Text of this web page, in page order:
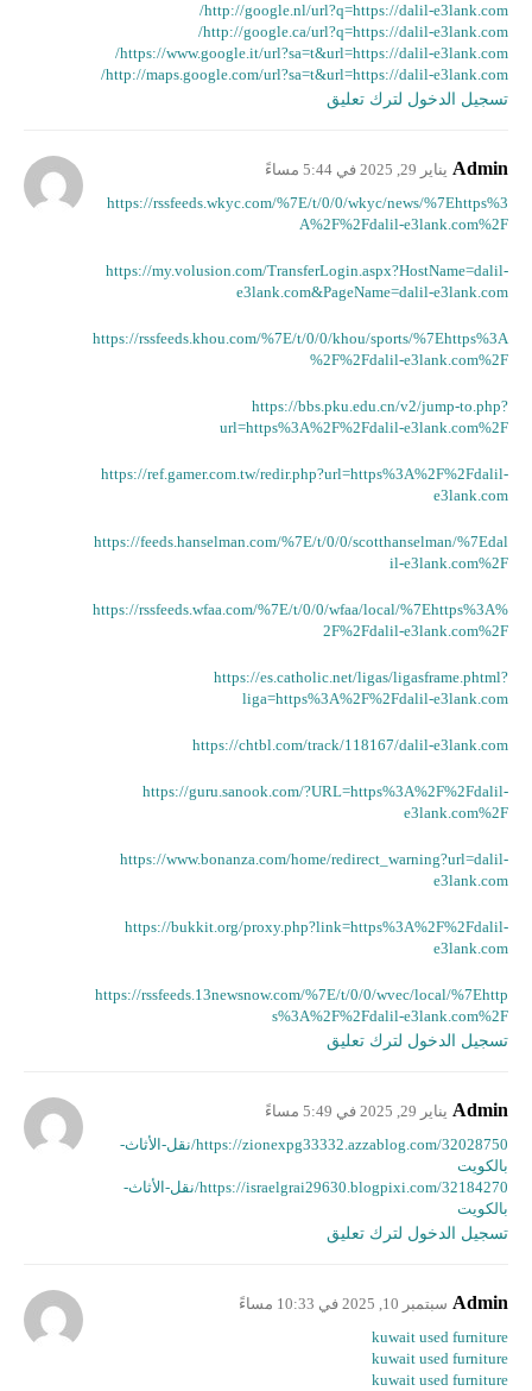
http://google.nl/url?q=https://dalil-e3lank.com/
http://google.ca/url?q=https://dalil-e3lank.com/
https://www.google.it/url?sa=t&url=https://dalil-e3lank.com/
http://maps.google.com/url?sa=t&url=https://dalil-e3lank.com/
تسجيل الدخول لترك تعليق
Admin يناير 29, 2025 في 5:44 مساءً
https://rssfeeds.wkyc.com/%7E/t/0/0/wkyc/news/%7Ehttps%3
A%2F%2Fdalil-e3lank.com%2F
https://my.volusion.com/TransferLogin.aspx?HostName=dalil-
e3lank.com&PageName=dalil-e3lank.com
https://rssfeeds.khou.com/%7E/t/0/0/khou/sports/%7Ehttps%3A
%2F%2Fdalil-e3lank.com%2F
https://bbs.pku.edu.cn/v2/jump-to.php?
url=https%3A%2F%2Fdalil-e3lank.com%2F
https://ref.gamer.com.tw/redir.php?url=https%3A%2F%2Fdalil-
e3lank.com
https://feeds.hanselman.com/%7E/t/0/0/scotthanselman/%7Edal
il-e3lank.com%2F
https://rssfeeds.wfaa.com/%7E/t/0/0/wfaa/local/%7Ehttps%3A%
2F%2Fdalil-e3lank.com%2F
https://es.catholic.net/ligas/ligasframe.phtml?
liga=https%3A%2F%2Fdalil-e3lank.com
https://chtbl.com/track/118167/dalil-e3lank.com
https://guru.sanook.com/?URL=https%3A%2F%2Fdalil-
e3lank.com%2F
https://www.bonanza.com/home/redirect_warning?url=dalil-
e3lank.com
https://bukkit.org/proxy.php?link=https%3A%2F%2Fdalil-
e3lank.com
https://rssfeeds.13newsnow.com/%7E/t/0/0/wvec/local/%7Ehttp
s%3A%2F%2Fdalil-e3lank.com%2F
تسجيل الدخول لترك تعليق
Admin يناير 29, 2025 في 5:49 مساءً
https://zionexpg33332.azzablog.com/32028750/نقل-الأثاث-
بالكويت
https://israelgrai29630.blogpixi.com/32184270/نقل-الأثاث-
بالكويت
تسجيل الدخول لترك تعليق
Admin سبتمبر 10, 2025 في 10:33 مساءً
kuwait used furniture
kuwait used furniture
kuwait used furniture